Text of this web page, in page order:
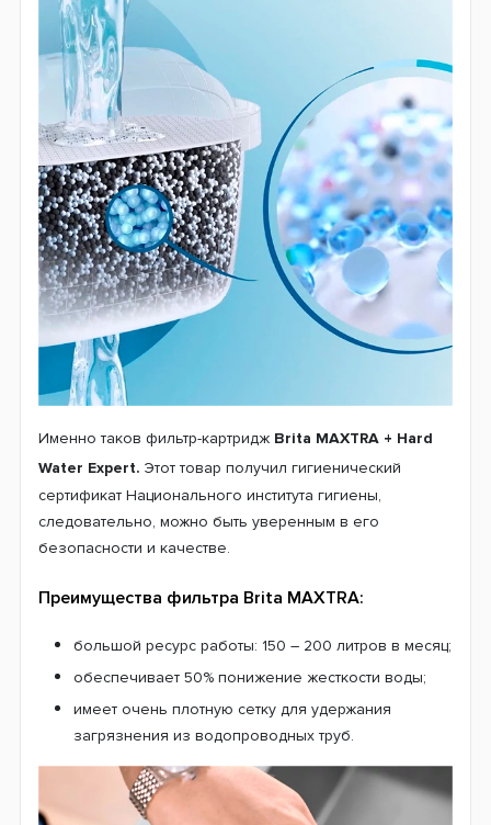
Именно таков фильтр-картридж Brita MAXTRA + Hard
Water Expert. Этот товар получил гигиенический
сертификат Национального института гигиены,
следовательно, можно быть уверенным в его
безопасности и качестве.
Преимущества фильтра Brita MAXTRA:
большой ресурс работы: 150 – 200 литров в месяц;
обеспечивает 50% понижение жесткости воды;
имеет очень плотную сетку для удержания
загрязнения из водопроводных труб.